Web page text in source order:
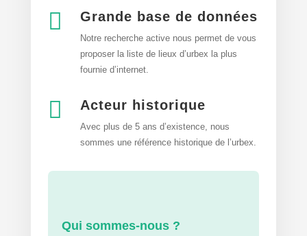
 Grande base de données
Notre recherche active nous permet de vous
proposer la liste de lieux d’urbex la plus
fournie d’internet.
 Acteur historique
Avec plus de 5 ans d’existence, nous
sommes une référence historique de l’urbex.
Qui sommes-nous ?